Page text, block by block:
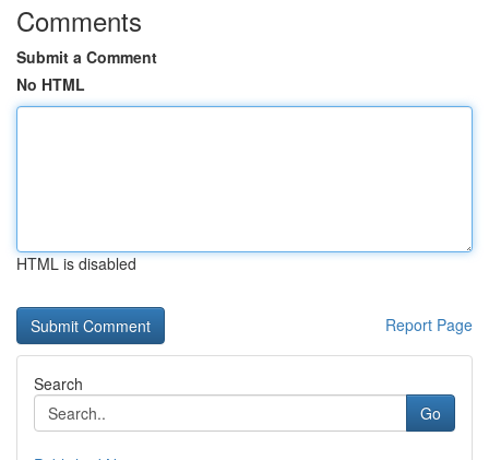
Comments
Submit a Comment
No HTML
HTML is disabled
Report Page
Search
Go